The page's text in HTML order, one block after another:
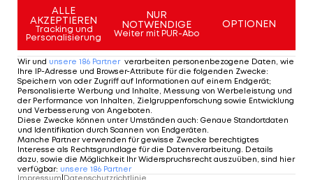
war komplett leer. Ich habe schon überkreuz
gesehen", sagte er.
Auf der letzten Runde verkürzte die Konkurrenz
ihren Rückstand, doch Pogacar ließ sich davon
nicht aus der Ruhe bringen: "Ich hatte gute
Informationen über die Abstände. Auf der letzten
Runde ist jeder müde."
Seine Triumphfahrt hätte Pogacar fast
ALLE
AKZEPTIEREN
Tracking und
Personalisierung
NUR
NOTWENDIGE
Weiter mit PUR-Abo
OPTIONEN
Wir und unsere 186 Partner verarbeiten personenbezogene Daten, wie
Ihre IP-Adresse und Browser-Attribute für die folgenden Zwecke:
Speichern von oder Zugriff auf Informationen auf einem Endgerät;
Personalisierte Werbung und Inhalte, Messung von Werbeleistung und
der Performance von Inhalten, Zielgruppenforschung sowie Entwicklung
und Verbesserung von Angeboten.
Diese Zwecke können unter Umständen auch: Genaue Standortdaten
und Identifikation durch Scannen von Endgeräten.
Manche Partner verwenden für gewisse Zwecke berechtigtes
Interesse als Rechtsgrundlage für die Datenverarbeitung. Details
dazu, sowie die Möglichkeit Ihr Widerspruchsrecht auszuüben, sind hier
verfügbar: unsere 186 Partner
Impressum Datenschutzrichtlinie